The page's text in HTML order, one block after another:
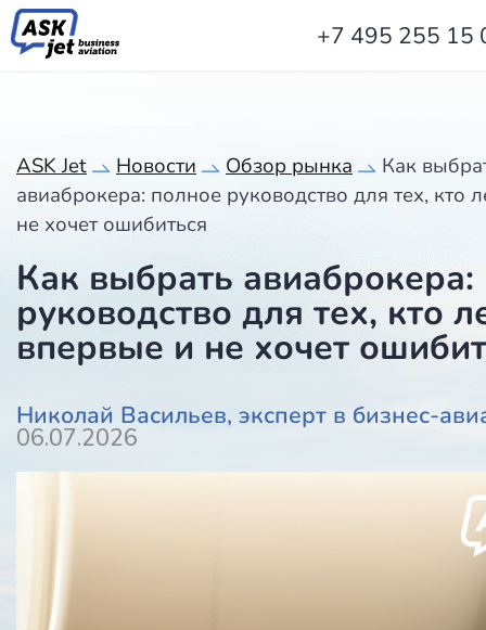
+7 495 255 15
ASK Jet Новости Обзор рынка
Как
авиаброкера: полное руководство для тех, кто
не хочет ошибиться
Как выбрать
руководство для тех, кто
впервые и не хочет
Николай Васильев, эксперт в бизнес-
06.07.2026